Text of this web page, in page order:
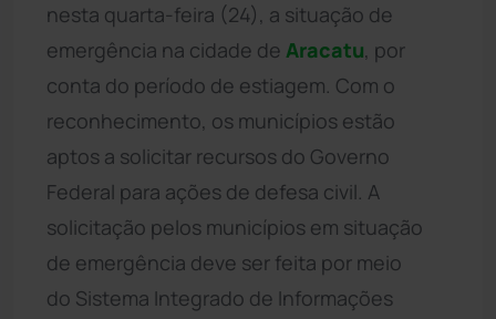
nesta quarta-feira (24), a situação de
emergência na cidade de Aracatu, por
conta do período de estiagem. Com o
reconhecimento, os municípios estão
aptos a solicitar recursos do Governo
Federal para ações de defesa civil. A
solicitação pelos municípios em situação
de emergência deve ser feita por meio
do Sistema Integrado de Informações